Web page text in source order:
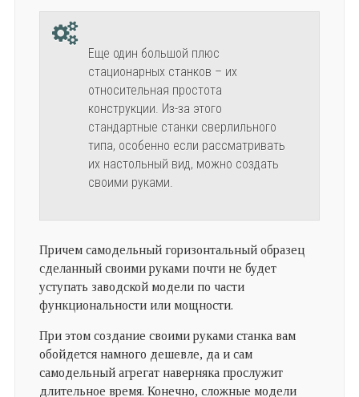
Еще один большой плюс
стационарных станков – их
относительная простота
конструкции. Из-за этого
стандартные станки сверлильного
типа, особенно если рассматривать
их настольный вид, можно создать
своими руками.
Причем самодельный горизонтальный образец
сделанный своими руками почти не будет
уступать заводской модели по части
функциональности или мощности.
При этом создание своими руками станка вам
обойдется намного дешевле, да и сам
самодельный агрегат наверняка прослужит
длительное время. Конечно, сложные модели